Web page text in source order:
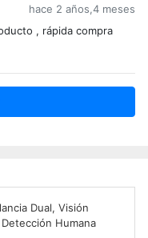
hace 2 años,4 meses
, rápida compra
Dual, Visión
Humana